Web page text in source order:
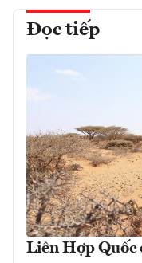
Đọc tiếp
Liên Hợp Quốc